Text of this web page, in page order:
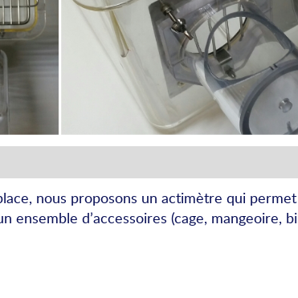
nous proposons un actimètre qui
ensemble d’accessoires (cage, mangeoire,